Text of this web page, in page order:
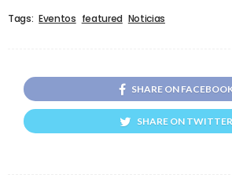
Tags: Eventos featured Noticias
SHARE ON
SHARE ON TWITTER